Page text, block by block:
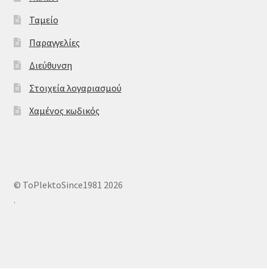
Ταμείο
Παραγγελίες
Διεύθυνση
Στοιχεία λογαριασμού
Χαμένος κωδικός
© ToPlektoSince1981 2026
.